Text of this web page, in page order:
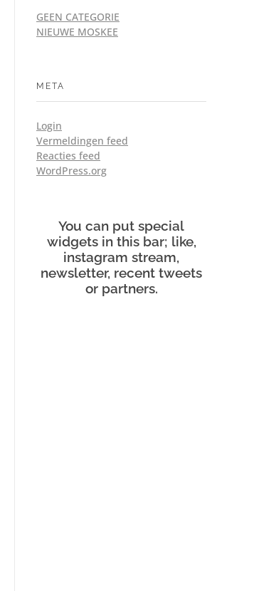
GEEN CATEGORIE
NIEUWE MOSKEE
META
Login
Vermeldingen feed
Reacties feed
WordPress.org
You can put special
widgets in this bar; like,
instagram stream,
newsletter, recent tweets
or partners.